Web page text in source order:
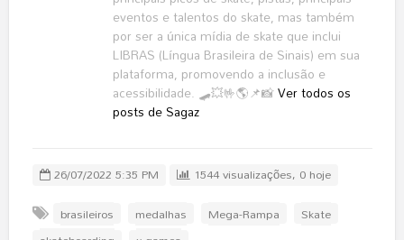
eventos e talentos do skate, mas também
por ser a única mídia de skate que inclui
LIBRAS (Língua Brasileira de Sinais) em sua
plataforma, promovendo a inclusão e
acessibilidade. 🛹💥🤟🌎📌📸Ver todos os
posts de Sagaz
26/07/2022 5:35 PM
1544 visualizações, 0 hoje
brasileiros
medalhas Mega-Rampa
Skate